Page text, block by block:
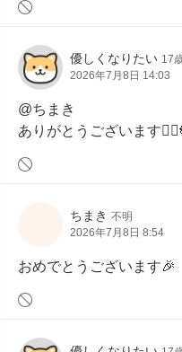
優しくなりたい 17
2026年7月8日 14:03
@ちまき
ありがとうございます
ちまき 不明
2026年7月8日 8:54
おめでとうございます🎉